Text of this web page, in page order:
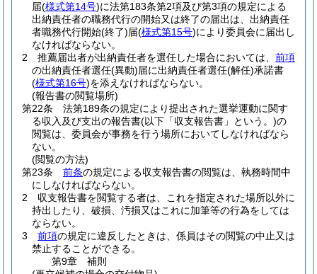
届(様式第14号)に法第183条第2項及び第3項の規定による
出納責任者の職務代行の開始又は終了の届出は、出納責任
者職務代行開始(終了)届(様式第15号)により委員会に届出し
なければならない。
2
推薦届出者が出納責任者を選任した場合においては、 前項
の出納責任者選任(異動)届に出納責任者選任(解任)承諾書
(様式第16号)を添えなければならない。
(報告書の閲覧場所)
第22条
法第189条の規定により提出された選挙運動に関す
る収入及び支出の報告書(以下「収支報告書」という。)の
閲覧は、委員会が事務を行う場所においてしなければなら
ない。
(閲覧の方法)
第23条
前条の規定による収支報告書の閲覧は、執務時間中
にしなければならない。
2
収支報告書を閲覧する者は、これを指定された場所以外に
持出したり、破損、汚損又はこれに加筆等の行為をしては
ならない。
3
前項の規定に違反したときは、係員はその閲覧の中止又は
禁止することができる。
第9章
補則